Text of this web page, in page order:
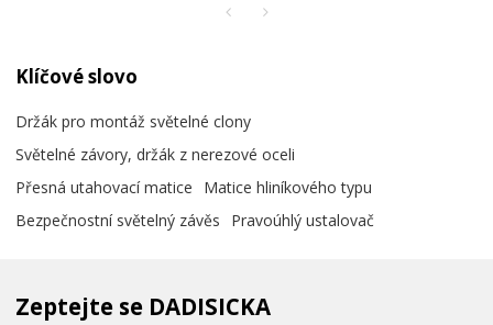
Klíčové slovo
Držák pro montáž světelné clony
Světelné závory, držák z nerezové oceli
Přesná utahovací matice
Matice hliníkového typu
Bezpečnostní světelný závěs
Pravoúhlý ustalovač
Zeptejte se DADISICKA